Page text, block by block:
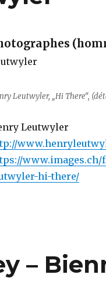
Leutwyler, „Hi There“,
Leutwyler
hi-there/
–